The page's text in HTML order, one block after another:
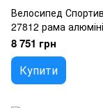
Велосипед
27812 рама
швидкість, зібран
8 751 грн
Купити